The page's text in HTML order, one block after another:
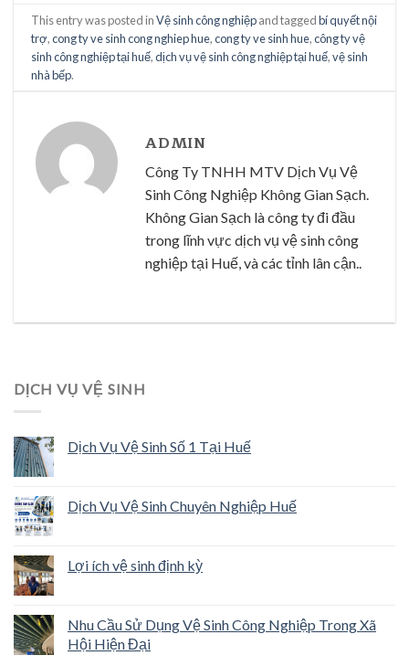
This entry was posted inVệ sinh công nghiệpand taggedbí quyết nội
trợ,cong ty ve sinh cong nghiep hue,cong ty ve sinh hue,công ty vệ
sinh công nghiệp tại huế,dịch vụ vệ sinh công nghiệp tại huế,vệ sinh
nhà bếp.
ADMIN
Công Ty TNHH MTV Dịch Vụ Vệ
Sinh Công Nghiệp Không Gian Sạch.
Không Gian Sạch là công ty đi đầu
trong lĩnh vực dịch vụ vệ sinh công
nghiệp tại Huế, và các tỉnh lân cận..
DỊCH VỤ VỆ SINH
Dịch Vụ Vệ Sinh Số 1 Tại Huế
Dịch Vụ Vệ Sinh Chuyên Nghiệp Huế
Lợi ích vệ sinh định kỳ
Nhu Cầu Sử Dụng Vệ Sinh Công Nghiệp Trong Xã
Hội Hiện Đại